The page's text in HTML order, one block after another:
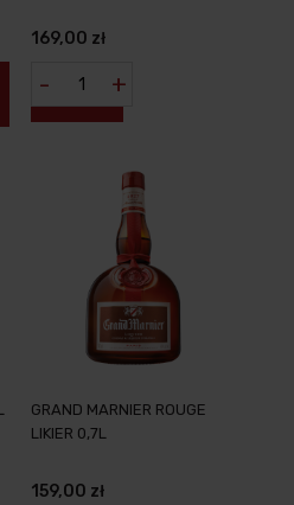
169,00 zł
- +
GRAND MARNIER ROUGE
LIKIER 0,7L
159,00 zł